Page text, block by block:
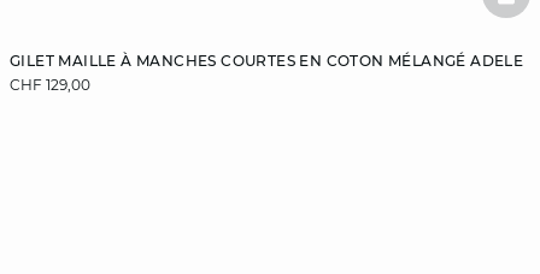
GILET MAILLE À MANCHES COURTES EN COTON MÉLANGÉ ADELE
CHF 129,00